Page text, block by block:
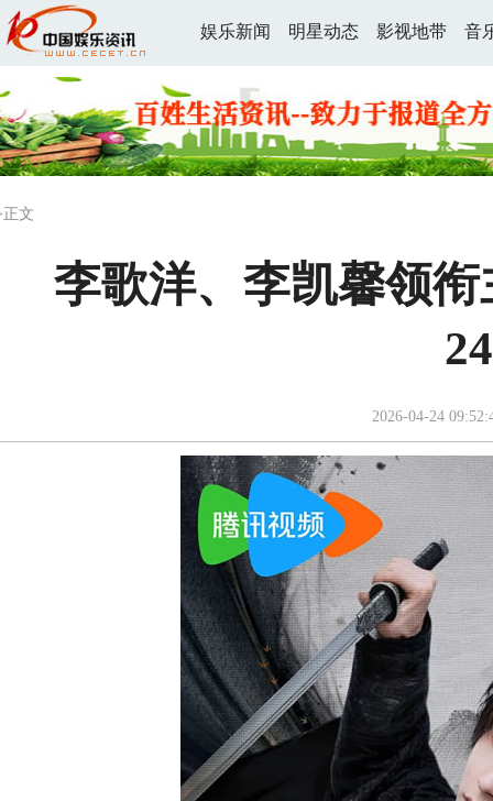
娱乐新闻 明星动态 影视地带 音
文
李歌洋、李凯馨领
2026-04-24